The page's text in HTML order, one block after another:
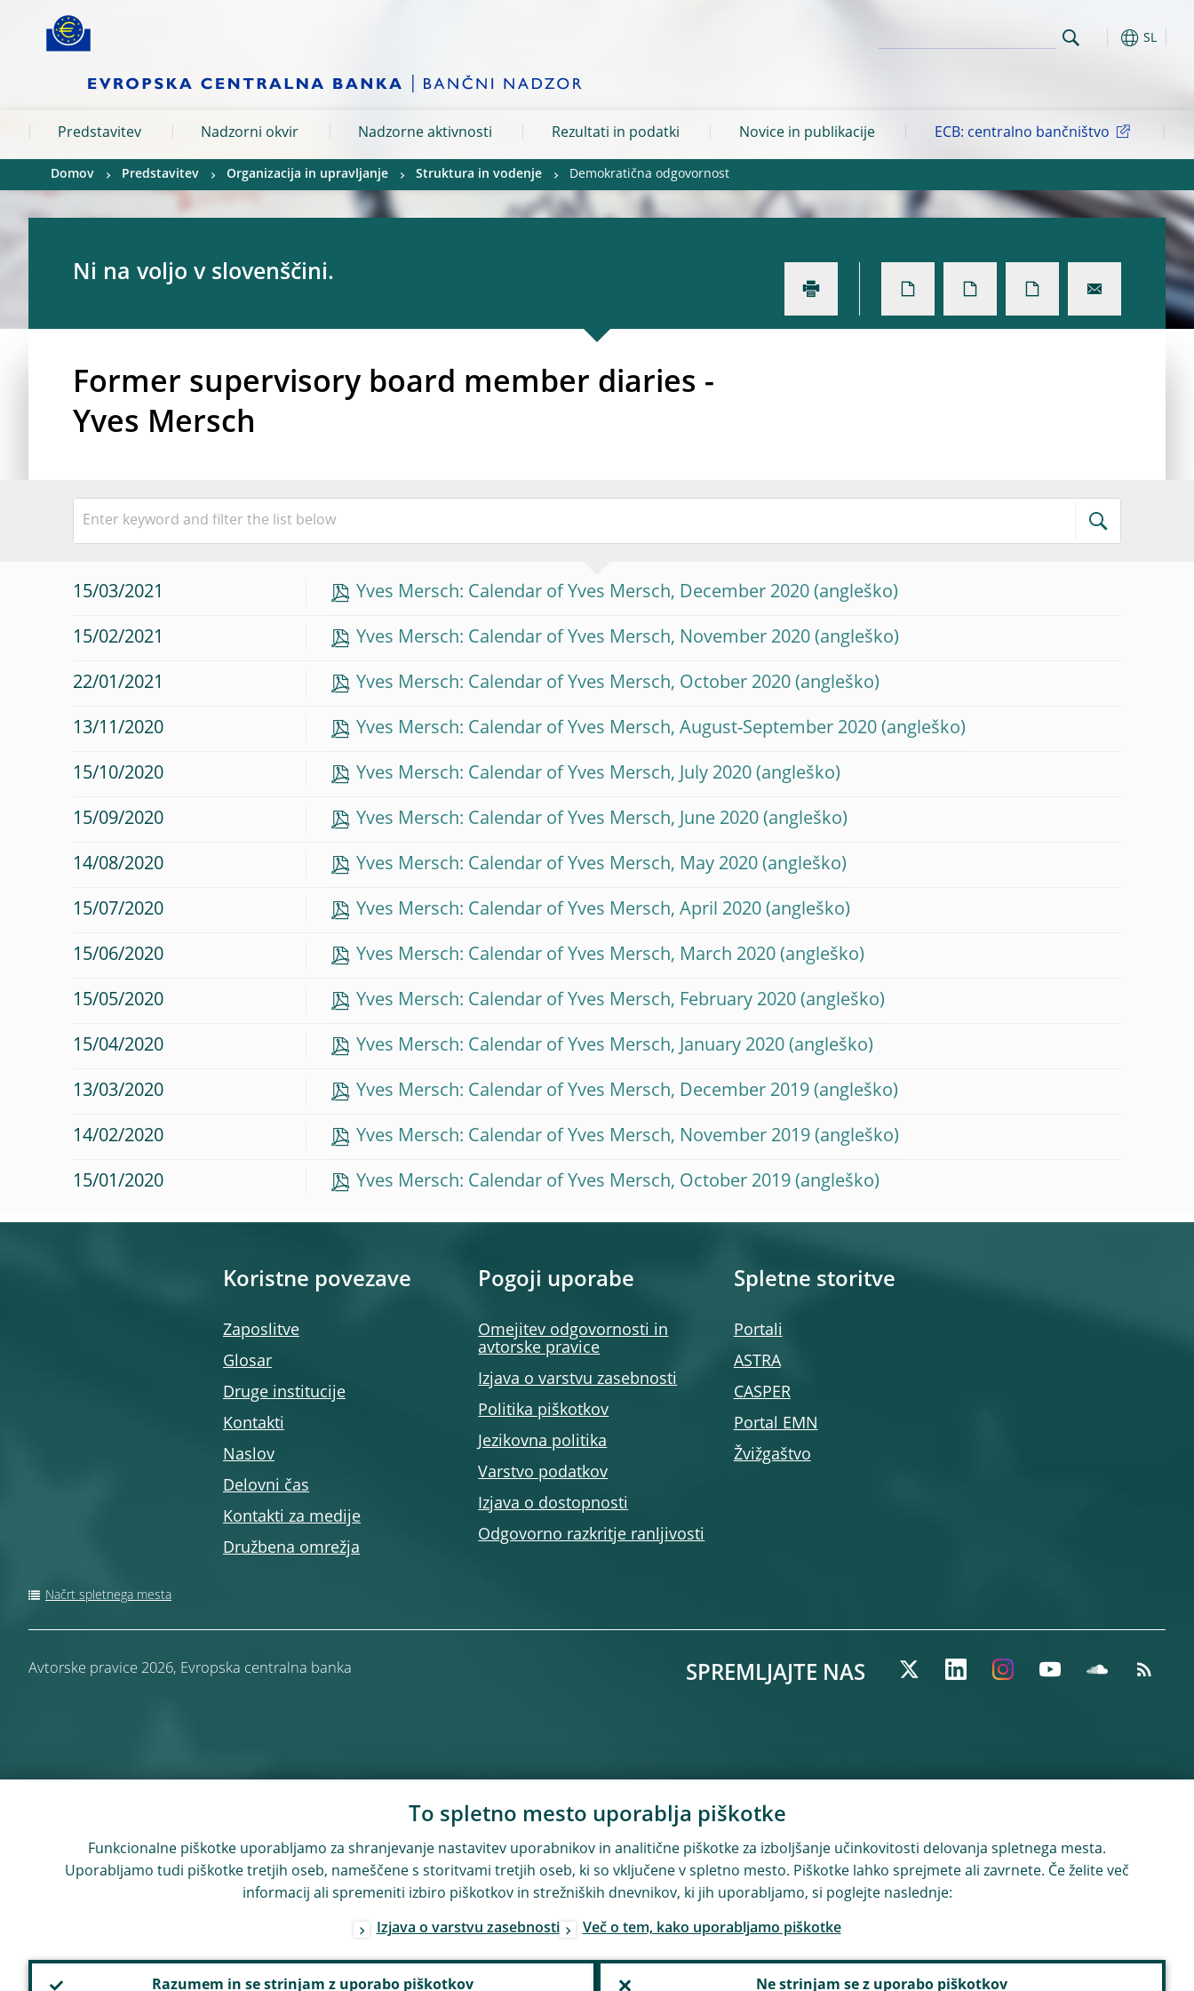
Skip to:
SL
Predstavitev Nadzorni okvir Nadzorne aktivnosti Rezultati in podatki Novice in publikacije ECB: centralno bančništvo
Domov Predstavitev Organizacija in upravljanje Struktura in vodenje Demokratična odgovornost
Ni na voljo v slovenščini.
Former supervisory board member diaries -
Yves Mersch
15/03/2021 Yves Mersch: Calendar of Yves Mersch, December 2020
15/02/2021 Yves Mersch: Calendar of Yves Mersch, November 2020
22/01/2021 Yves Mersch: Calendar of Yves Mersch, October 2020
13/11/2020 Yves Mersch: Calendar of Yves Mersch, August-September 2020
15/10/2020 Yves Mersch: Calendar of Yves Mersch, July 2020
15/09/2020 Yves Mersch: Calendar of Yves Mersch, June 2020
14/08/2020 Yves Mersch: Calendar of Yves Mersch, May 2020
15/07/2020 Yves Mersch: Calendar of Yves Mersch, April 2020
15/06/2020 Yves Mersch: Calendar of Yves Mersch, March 2020
15/05/2020 Yves Mersch: Calendar of Yves Mersch, February 2020
15/04/2020 Yves Mersch: Calendar of Yves Mersch, January 2020
13/03/2020 Yves Mersch: Calendar of Yves Mersch, December 2019
14/02/2020 Yves Mersch: Calendar of Yves Mersch, November 2019
15/01/2020 Yves Mersch: Calendar of Yves Mersch, October 2019
Koristne povezave
Zaposlitve
Glosar
Druge institucije
Kontakti
Naslov
Delovni čas
Kontakti za medije
Družbena omrežja
Pogoji uporabe
Omejitev odgovornosti in
avtorske pravice
Izjava o varstvu zasebnosti
Politika piškotkov
Jezikovna politika
Varstvo podatkov
Izjava o dostopnosti
Odgovorno razkritje ranljivosti
Spletne storitve
Portali
ASTRA
CASPER
Portal EMN
Žvižgaštvo
Načrt spletnega mesta
Avtorske pravice 2026, Evropska centralna banka SPREMLJAJTE NAS
To spletno mesto uporablja piškotke
Funkcionalne piškotke uporabljamo za shranjevanje nastavitev uporabnikov in analitične piškotke za izboljšanje učinkovitosti delovanja spletnega mesta.
Uporabljamo tudi piškotke tretjih oseb, nameščene s storitvami tretjih oseb, ki so vključene v spletno mesto. Piškotke lahko sprejmete ali zavrnete. Če želite več
informacij ali spremeniti izbiro piškotkov in strežniških dnevnikov, ki jih uporabljamo, si poglejte naslednje:
Izjava o varstvu zasebnosti Več o tem, kako uporabljamo piškotke
Razumem in se strinjam z uporabo piškotkov Ne strinjam se z uporabo piškotkov